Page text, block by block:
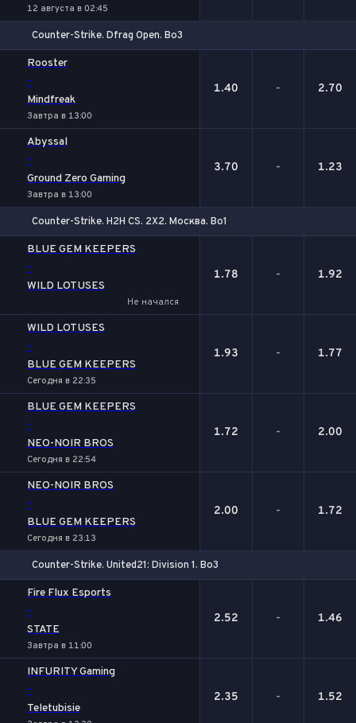
12 августа в 02:45
Counter-Strike. Dfrag Open. Bo3
Rooster
-
Mindfreak
Завтра в 13:00
1.40 - 2.70
Abyssal
-
Ground Zero Gaming
Завтра в 13:00
3.70 - 1.23
Counter-Strike. H2H CS. 2X2. Москва. Bo1
BLUE GEM KEEPERS
-
WILD LOTUSES
Не начался
1.78 - 1.92
WILD LOTUSES
-
BLUE GEM KEEPERS
Сегодня в 22:35
1.93 - 1.77
BLUE GEM KEEPERS
-
NEO-NOIR BROS
Сегодня в 22:54
1.72 - 2.00
NEO-NOIR BROS
-
BLUE GEM KEEPERS
Сегодня в 23:13
2.00 - 1.72
Counter-Strike. United21: Division 1. Bo3
Fire Flux Esports
-
STATE
Завтра в 11:00
2.52 - 1.46
INFURITY Gaming
-
Teletubisie
2.35 - 1.52